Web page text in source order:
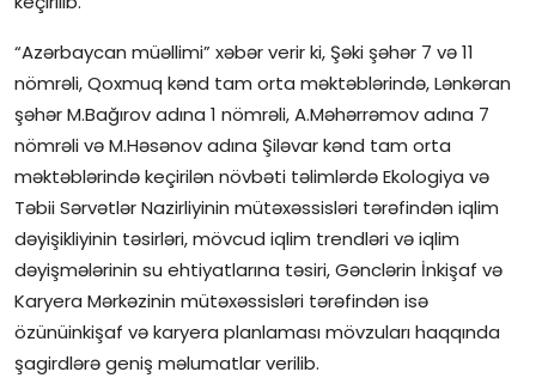
İctimai şura
Dünya
“Azərbaycan müəllimi” xəbər verir ki, Şəki şəhər 7 və 11
nömrəli, Qoxmuq kənd tam orta məktəblərində, Lənkəran
şəhər M.Bağırov adına 1 nömrəli, A.Məhərrəmov adına 7
nömrəli və M.Həsənov adına Şiləvar kənd tam orta
məktəblərində keçirilən növbəti təlimlərdə Ekologiya və
Təbii Sərvətlər Nazirliyinin mütəxəssisləri tərəfindən iqlim
dəyişikliyinin təsirləri, mövcud iqlim trendləri və iqlim
dəyişmələrinin su ehtiyatlarına təsiri, Gənclərin İnkişaf və
Karyera Mərkəzinin mütəxəssisləri tərəfindən isə
özünüinkişaf və karyera planlaması mövzuları haqqında
şagirdlərə geniş məlumatlar verilib.